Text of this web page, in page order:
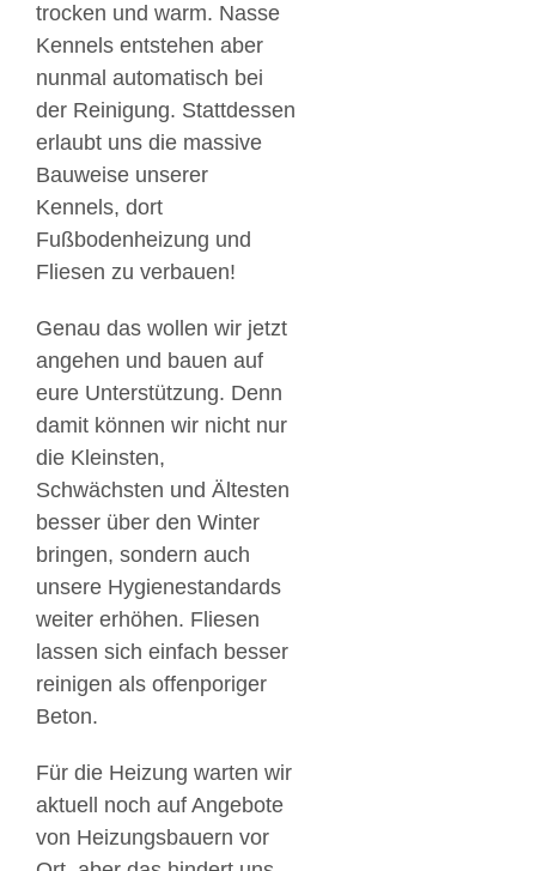
trocken und warm. Nasse
Kennels entstehen aber
nunmal automatisch bei
der Reinigung. Stattdessen
erlaubt uns die massive
Bauweise unserer
Kennels, dort
Fußbodenheizung und
Fliesen zu verbauen!
Genau das wollen wir jetzt
angehen und bauen auf
eure Unterstützung. Denn
damit können wir nicht nur
die Kleinsten,
Schwächsten und Ältesten
besser über den Winter
bringen, sondern auch
unsere Hygienestandards
weiter erhöhen. Fliesen
lassen sich einfach besser
reinigen als offenporiger
Beton.
Für die Heizung warten wir
aktuell noch auf Angebote
von Heizungsbauern vor